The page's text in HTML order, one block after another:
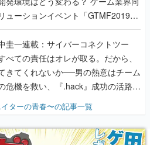
ューションイベント「GTMF2019」
て、より理解を深めよう【PR】
圭一連載：サイバーコネクトツー
べての責任はオレが取る。だから、
きてくれないか──男の熱意はチーム
危機を救い、『.hack』成功の活路を
ジャンプ』色だった【若ゲのいた
ターの青春〜の記事一覧